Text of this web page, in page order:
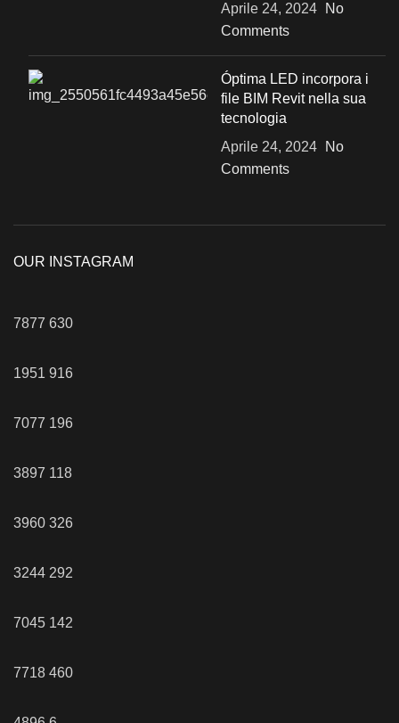
Aprile 24, 2024
No
Comments
Óptima LED incorpora i
file BIM Revit nella sua
tecnologia
Aprile 24, 2024
No
Comments
OUR INSTAGRAM
7877 630
1951 916
7077 196
3897 118
3960 326
3244 292
7045 142
7718 460